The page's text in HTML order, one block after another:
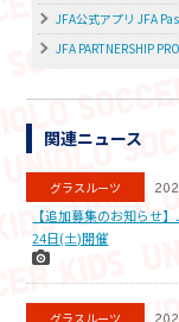
JFA公式アプリ JFA
JFA PARTNERSHIP
関連ニュース
グラスルーツ
【追加募集のお知らせ
24日(土)開催
グラスルーツ